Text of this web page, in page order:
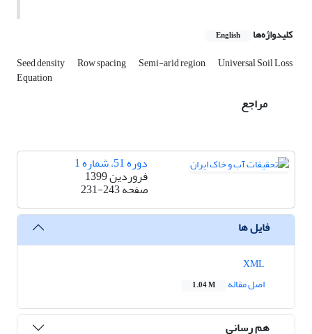
کلیدواژه‌ها English
Seed density Row spacing Semi-arid region Universal Soil Loss
Equation
مراجع
دوره 51، شماره 1
فروردین 1399
صفحه231-243
فایل ها
اصل مقاله
1.04 M
هم رسانی